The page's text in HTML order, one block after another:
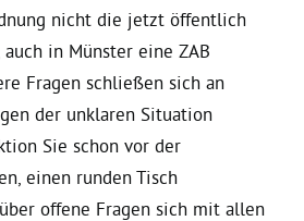
nicht die jetzt öffentlich
in Münster eine ZAB
Fragen schließen sich an
der unklaren Situation
Sie schon vor der
einen runden Tisch
offene Fragen sich mit allen